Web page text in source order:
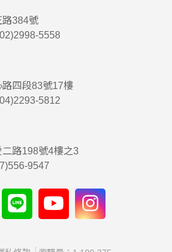
路384號
5558
四段83號17樓
5812
路198號4樓之3
9547